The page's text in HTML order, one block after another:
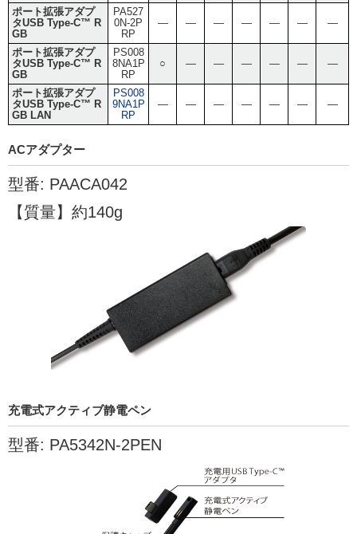
ポート拡張アダプ
タUSB Type-C™ R
GB
PA527
0N-2P
RP
― ― ― ― ― ― ―
ポート拡張アダプ
タUSB Type-C™ R
GB
PS008
8NA1P
RP
○ ― ― ― ― ― ―
ポート拡張アダプ
タUSB Type-C™ R
GB LAN
PS008
9NA1P
RP
― ― ― ― ― ― ―
ACアダプター
型番: PAACA042
【質量】約140g
充電式アクティブ静電ペン
型番: PA5342N-2PEN